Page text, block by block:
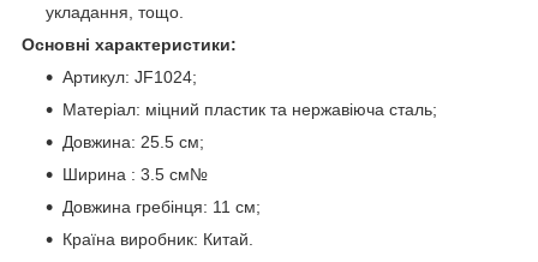
укладання, тощо.
Основні характеристики:
Артикул: JF1024;
Матеріал: міцний пластик та нержавіюча сталь;
Довжина: 25.5 см;
Ширина : 3.5 см№
Довжина гребінця: 11 см;
Країна виробник: Китай.